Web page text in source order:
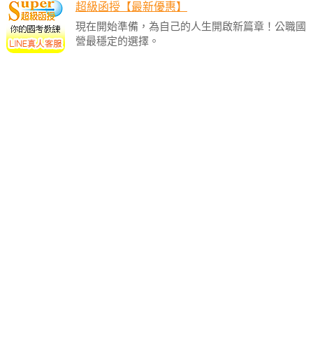
超級函授【最新優惠】
現在開始準備，為自己的人生開啟新篇章！公職國
營最穩定的選擇。